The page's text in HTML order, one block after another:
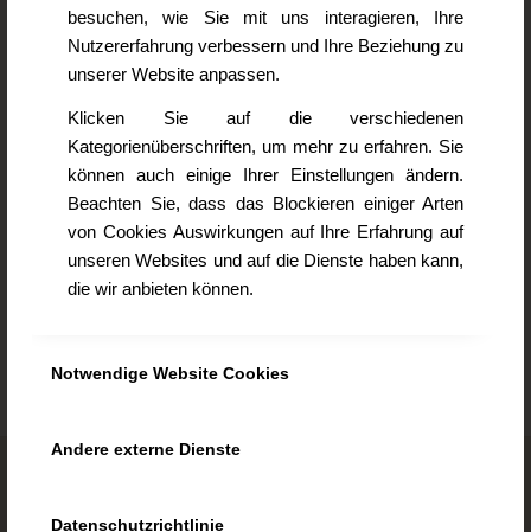
besuchen, wie Sie mit uns interagieren, Ihre
Nutzererfahrung verbessern und Ihre Beziehung zu
unserer Website anpassen.
Klicken Sie auf die verschiedenen
Kategorienüberschriften, um mehr zu erfahren. Sie
können auch einige Ihrer Einstellungen ändern.
Beachten Sie, dass das Blockieren einiger Arten
von Cookies Auswirkungen auf Ihre Erfahrung auf
unseren Websites und auf die Dienste haben kann,
die wir anbieten können.
Notwendige Website Cookies
Andere externe Dienste
Datenschutzrichtlinie